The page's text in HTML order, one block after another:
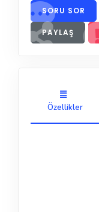
SORU SOR
PAYLAŞ
Özellikler